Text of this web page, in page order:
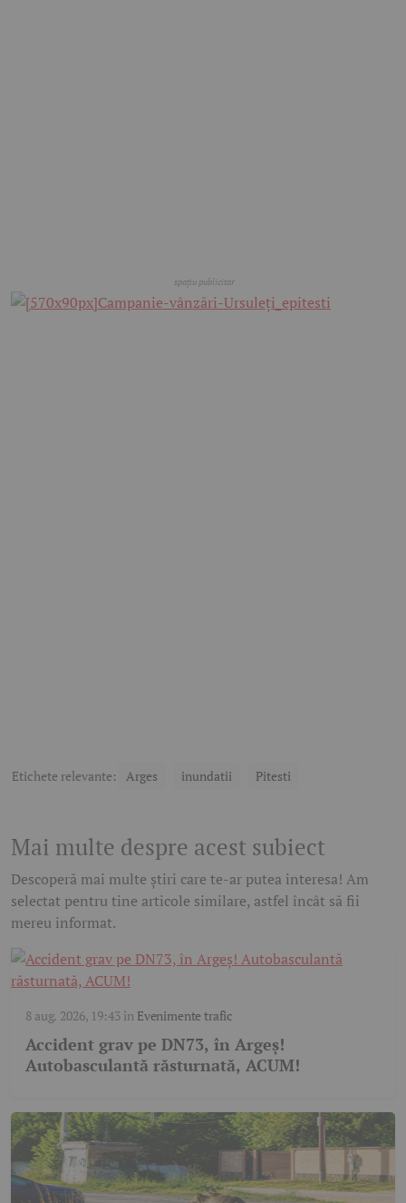
Etichete relevante: Arges inundatii Pitesti
Mai multe despre acest subiect
Descoperă mai multe știri care te-ar putea interesa! Am
selectat pentru tine articole similare, astfel încât să fii
mereu informat.
8 aug. 2026, 19:43în Evenimente trafic
Accident grav pe DN73, în Argeș!
Autobasculantă răsturnată, ACUM!